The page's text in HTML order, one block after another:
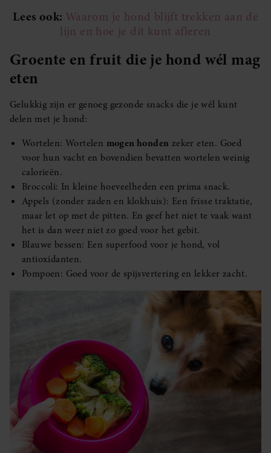
Lees ook: Waarom je hond blijft trekken aan de
lijn en hoe je dit kunt afleren
Groente en fruit die je hond wél mag
eten
Gelukkig zijn er genoeg gezonde snacks die je wél kunt
delen met je hond:
Wortelen: Wortelen mogen honden zeker eten. Goed
voor hun vacht en bovendien bevatten wortelen weinig
calorieën.
Broccoli: In kleine hoeveelheden een prima snack.
Appels (zonder zaden en klokhuis): Een frisse traktatie,
maar let op met de pitten. En geef het niet te vaak want
het is dan weer niet zo goed voor het gebit.
Blauwe bessen: Een superfood voor je hond, vol
antioxidanten.
Pompoen: Goed voor de spijsvertering en lekker zacht.